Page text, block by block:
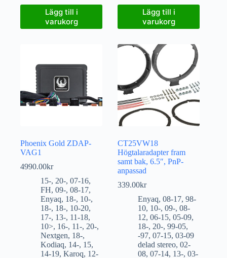
Lägg till i
varukorg
Lägg till i
varukorg
Phoenix Gold ZDAP-
VAG1
4990.00kr
15-, 20-, 07-16,
FH, 09-, 08-17,
Enyaq, 18-, 10-,
18-, 18-, 10-20,
17-, 13-, 11-18,
10>, 16-, 11-, 20-,
Nextgen, 18-,
Kodiaq, 14-, 15,
14-19, Karoq, 12-
CT25VW18
Högtalaradapter fram
samt bak, 6.5″, PnP-
anpassad
339.00kr
Enyaq,08-17,98-
10, 10-,09-,08-
12,06-15,05-09,
18-, 20-,99-05,
-97,07-15,03-09
delad stereo,02-
08,07-14, 13-,03-